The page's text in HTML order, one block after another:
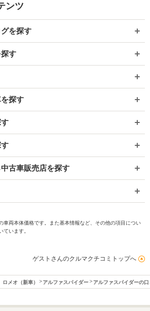
ンツ
を探す
す
探す
古車販売店を探す
車両本体価格です。また基本情報など、その他の項目につい
ています。
ゲストさんのクルマクチコミトップへ
メオ（新車） アルファスパイダー アルファスパイダーの